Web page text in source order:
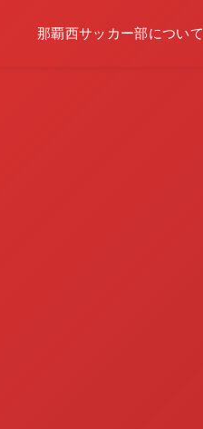
那覇西サッカー部について